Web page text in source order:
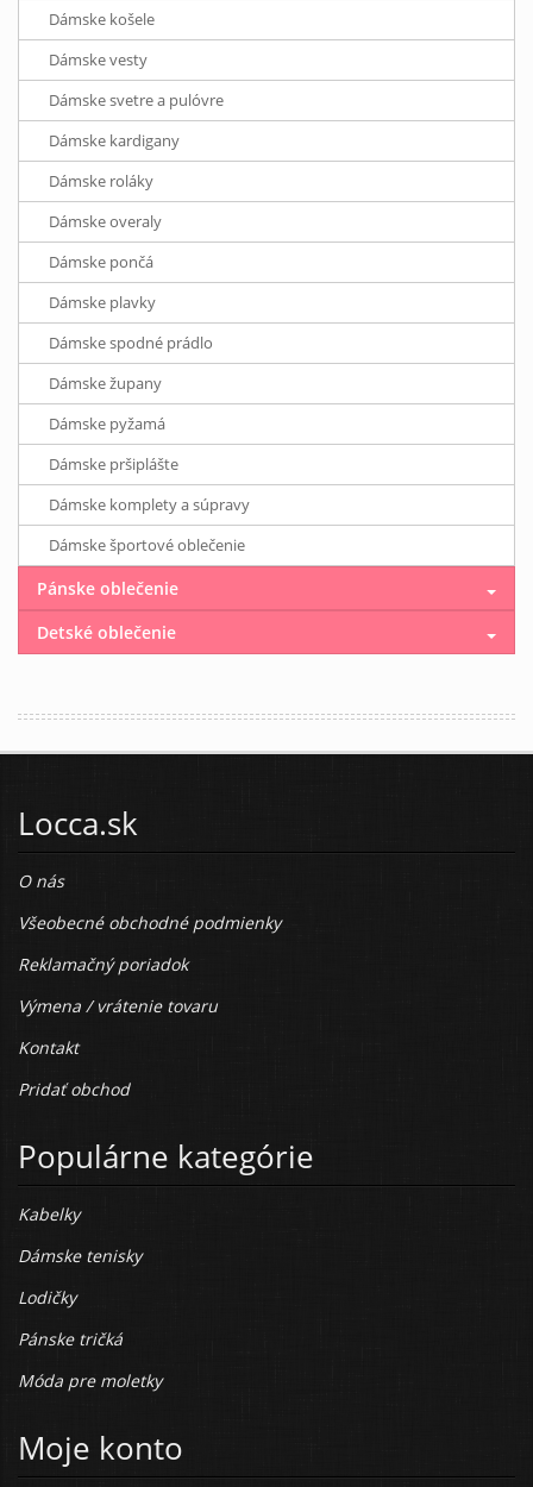
Dámske košele
Dámske vesty
Dámske svetre a pulóvre
Dámske kardigany
Dámske roláky
Dámske overaly
Dámske pončá
Dámske plavky
Dámske spodné prádlo
Dámske župany
Dámske pyžamá
Dámske pršiplášte
Dámske komplety a súpravy
Dámske športové oblečenie
Pánske oblečenie
Detské oblečenie
Locca.sk
O nás
Všeobecné obchodné podmienky
Reklamačný poriadok
Výmena / vrátenie tovaru
Kontakt
Pridať obchod
Populárne kategórie
Kabelky
Dámske tenisky
Lodičky
Pánske tričká
Móda pre moletky
Moje konto